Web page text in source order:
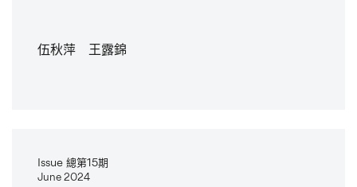
伍秋萍 王露錦
Issue 總第15期
June 2024